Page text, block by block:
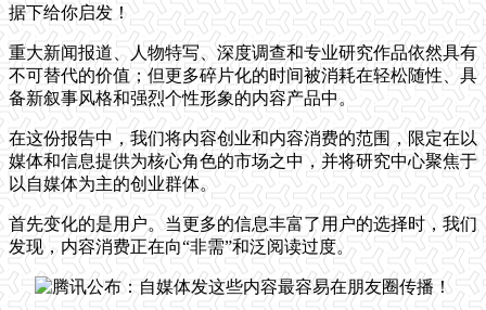
据下给你启发！
重大新闻报道、人物特写、深度调查和专业研究作品依然具有
不可替代的价值；但更多碎片化的时间被消耗在轻松随性、具
备新叙事风格和强烈个性形象的内容产品中。
在这份报告中，我们将内容创业和内容消费的范围，限定在以
媒体和信息提供为核心角色的市场之中，并将研究中心聚焦于
以自媒体为主的创业群体。
首先变化的是用户。当更多的信息丰富了用户的选择时，我们
发现，内容消费正在向“非需”和泛阅读过度。